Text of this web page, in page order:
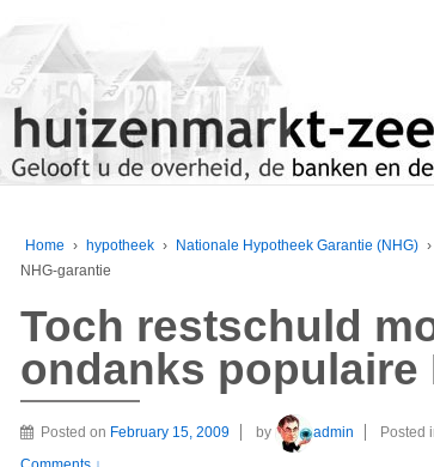
Home › hypotheek › Nationale Hypotheek Garantie (NHG) ›
NHG-garantie
Toch restschuld
ondanks populaire
Posted on February 15, 2009 by admin Posted